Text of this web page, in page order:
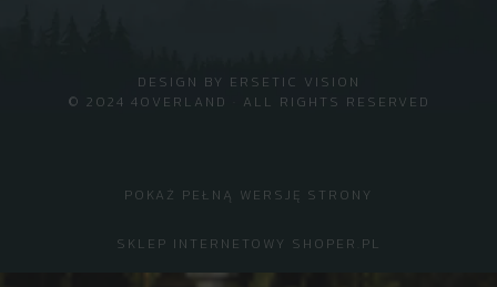
© 2024 4OVERLAND · ALL RIGHTS RESERVED
DESIGN BY ERSETIC VISION
POKAŻ PEŁNĄ WERSJĘ STRONY
SKLEP INTERNETOWY SHOPER.PL